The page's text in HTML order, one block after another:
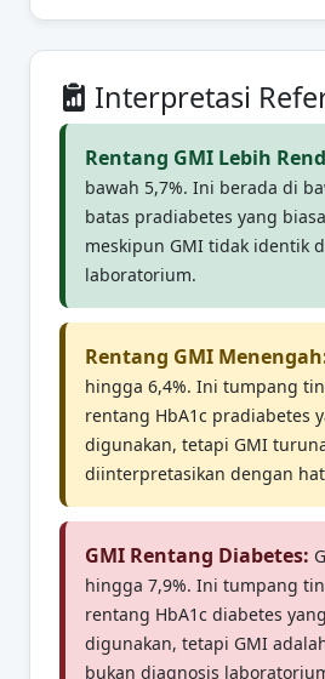
Interpretasi
Rentang GMI Lebih
bawah 5,7%. Ini berada di
batas pradiabetes yang
meskipun GMI tidak identik
laboratorium.
Rentang GMI
hingga 6,4%. Ini tumpang
rentang HbA1c pradiabetes
digunakan, tetapi GMI
diinterpretasikan dengan
GMI Rentang Diabetes:
hingga 7,9%. Ini tumpang
rentang HbA1c diabetes
digunakan, tetapi GMI
bukan diagnosis